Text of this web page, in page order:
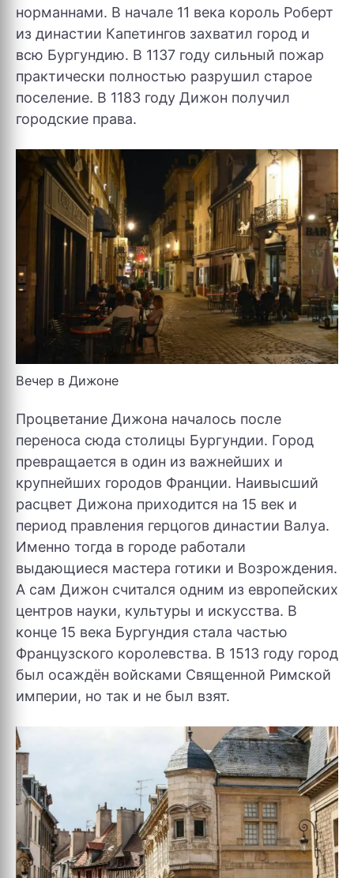
норманнами. В начале 11 века король Роберт
из династии Капетингов захватил город и
всю Бургундию. В 1137 году сильный пожар
практически полностью разрушил старое
поселение. В 1183 году Дижон получил
городские права.
Вечер в Дижоне
Процветание Дижона началось после
переноса сюда столицы Бургундии. Город
превращается в один из важнейших и
крупнейших городов Франции. Наивысший
расцвет Дижона приходится на 15 век и
период правления герцогов династии Валуа.
Именно тогда в городе работали
выдающиеся мастера готики и Возрождения.
А сам Дижон считался одним из европейских
центров науки, культуры и искусства. В
конце 15 века Бургундия стала частью
Французского королевства. В 1513 году город
был осаждён войсками Священной Римской
империи, но так и не был взят.